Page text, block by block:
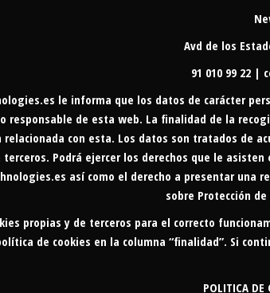
Avd de los
91 010 99 22 |
le informa que los datos de carácter
responsable de esta web. La finalidad de la
con esta. Los datos son tratados de
Podrá ejercer los derechos que le
así como el derecho a presentar una
sobre Protección
propias y de terceros para el correcto
de cookies en la columna “finalidad”. Si
POLITICA DE